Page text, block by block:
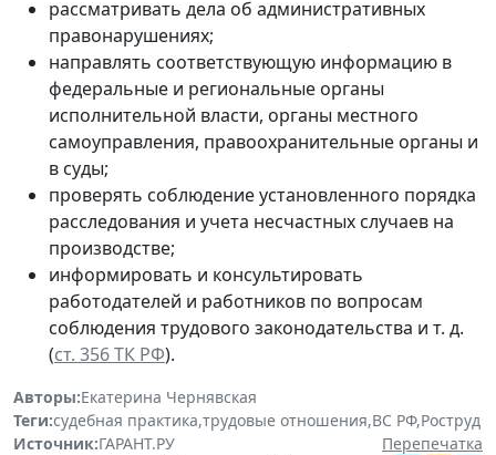
рассматривать дела об административных
правонарушениях;
направлять соответствующую информацию в
федеральные и региональные органы
исполнительной власти, органы местного
самоуправления, правоохранительные органы и
в суды;
проверять соблюдение установленного порядка
расследования и учета несчастных случаев на
производстве;
информировать и консультировать
работодателей и работников по вопросам
соблюдения трудового законодательства и т. д.
(ст. 356 ТК РФ).
Авторы:Екатерина Чернявская
Теги:судебная практика,трудовые отношения,ВС РФ,Роструд
Источник:ГАРАНТ.РУ
Перепечатка